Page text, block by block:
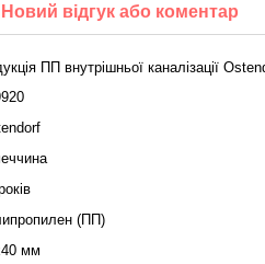
Новий відгук або коментар
ПП внутрішньої каналізації
(ПП)
мм